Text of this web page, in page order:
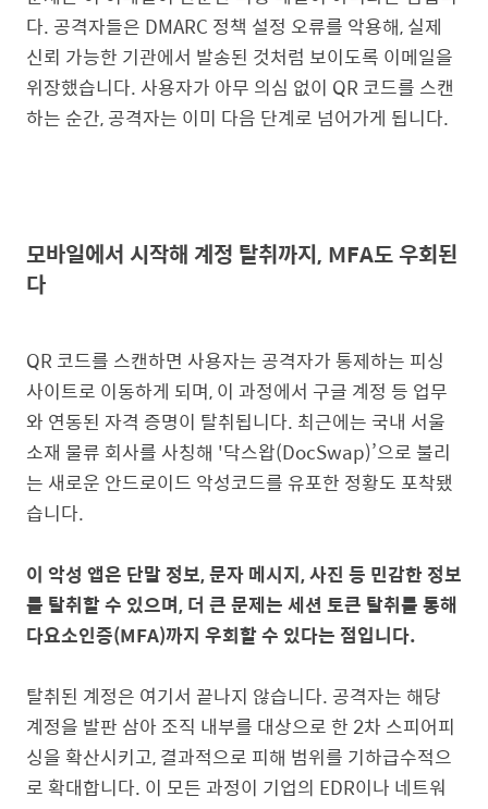
다. 공격자들은 DMARC 정책 설정 오류를 악용해, 실제
신뢰 가능한 기관에서 발송된 것처럼 보이도록 이메일을
위장했습니다. 사용자가 아무 의심 없이 QR 코드를 스캔
하는 순간, 공격자는 이미 다음 단계로 넘어가게 됩니다.
모바일에서 시작해 계정 탈취까지, MFA도 우회된
다
QR 코드를 스캔하면 사용자는 공격자가 통제하는 피싱
사이트로 이동하게 되며, 이 과정에서 구글 계정 등 업무
와 연동된 자격 증명이 탈취됩니다. 최근에는 국내 서울
소재 물류 회사를 사칭해 '닥스왑(DocSwap)’으로 불리
는 새로운 안드로이드 악성코드를 유포한 정황도 포착됐
습니다.
이 악성 앱은 단말 정보, 문자 메시지, 사진 등 민감한 정보
를 탈취할 수 있으며, 더 큰 문제는세션 토큰 탈취를 통해
다요소인증(MFA)까지 우회할 수 있다는 점입니다.
탈취된 계정은 여기서 끝나지 않습니다. 공격자는 해당
계정을 발판 삼아 조직 내부를 대상으로 한 2차 스피어피
싱을 확산시키고, 결과적으로 피해 범위를 기하급수적으
로 확대합니다. 이 모든 과정이 기업의 EDR이나 네트워